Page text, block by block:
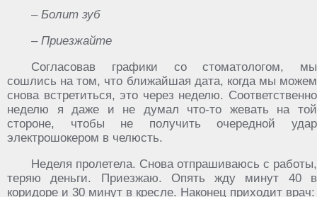
– Болит зуб
– Приезжайте
Согласовав графики со стоматологом, мы
сошлись на том, что ближайшая дата, когда мы можем
снова встретиться, это через неделю. Соответственно
неделю я даже и не думал что-то жевать на той
стороне, чтобы не получить очередной удар
электрошокером в челюсть.
Неделя пролетела. Снова отпрашиваюсь с работы,
теряю деньги. Приезжаю. Опять жду минут 40 в
коридоре и 30 минут в кресле. Наконец приходит врач: